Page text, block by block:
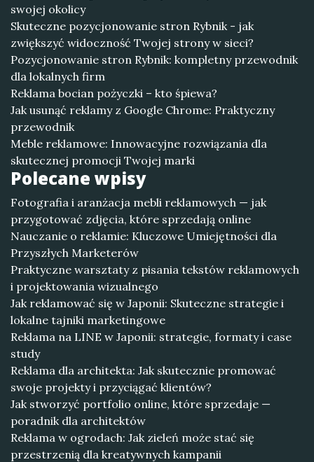
swojej okolicy
Skuteczne pozycjonowanie stron Rybnik - jak
zwiększyć widoczność Twojej strony w sieci?
Pozycjonowanie stron Rybnik: kompletny przewodnik
dla lokalnych firm
Reklama bocian pożyczki – kto śpiewa?
Jak usunąć reklamy z Google Chrome: Praktyczny
przewodnik
Meble reklamowe: Innowacyjne rozwiązania dla
skutecznej promocji Twojej marki
Polecane wpisy
Fotografia i aranżacja mebli reklamowych — jak
przygotować zdjęcia, które sprzedają online
Nauczanie o reklamie: Kluczowe Umiejętności dla
Przyszłych Marketerów
Praktyczne warsztaty z pisania tekstów reklamowych
i projektowania wizualnego
Jak reklamować się w Japonii: Skuteczne strategie i
lokalne tajniki marketingowe
Reklama na LINE w Japonii: strategie, formaty i case
study
Reklama dla architekta: Jak skutecznie promować
swoje projekty i przyciągać klientów?
Jak stworzyć portfolio online, które sprzedaje —
poradnik dla architektów
Reklama w ogrodach: Jak zieleń może stać się
przestrzenią dla kreatywnych kampanii